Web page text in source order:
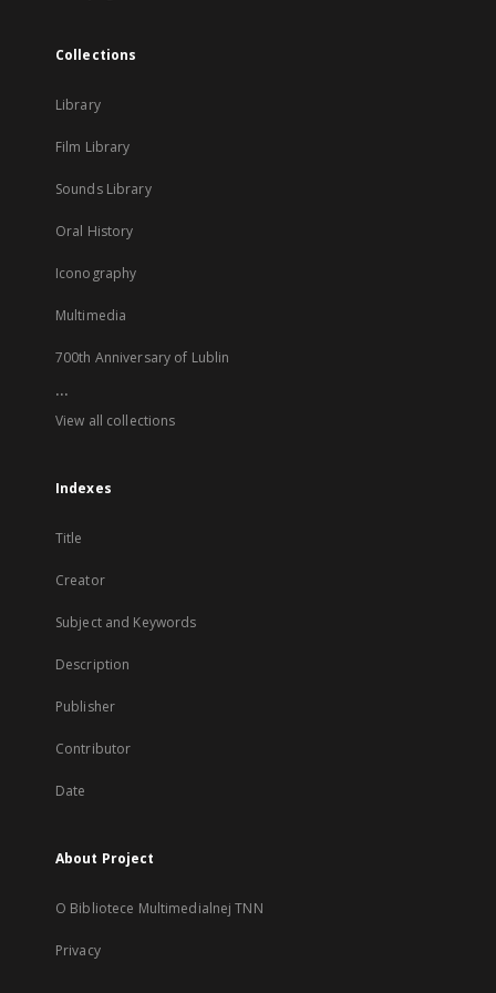
Collections
Library
Film Library
Sounds Library
Oral History
Iconography
Multimedia
700th Anniversary of Lublin
...
View all collections
Indexes
Title
Creator
Subject and Keywords
Description
Publisher
Contributor
Date
About Project
O Bibliotece Multimedialnej TNN
Privacy